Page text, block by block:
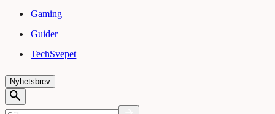
Gaming
Guider
TechSvepet
Nyhetsbrev